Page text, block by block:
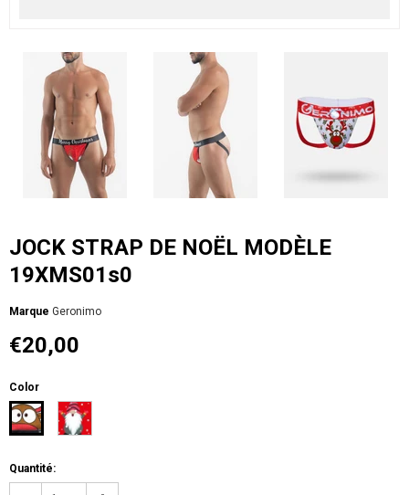
JOCK STRAP DE NOËL MODÈLE
19XMS01s0
Мarque Geronimo
€20,00
Color
Quantité: